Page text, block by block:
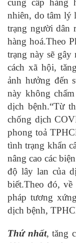
cung cấp hàng
nhiên, do tâm lý
trạng người dân
hàng hoá.Theo
trạng này sẽ gây
cách xã hội,
ảnh hưởng đến
này không
dịch bệnh.“Từ
chống dịch
phong toả
tình trạng khẩn
nâng cao các
độ lây lan của
biết.Theo đó, về
pháp tương
dịch bệnh,
Thứ nhất, tăng